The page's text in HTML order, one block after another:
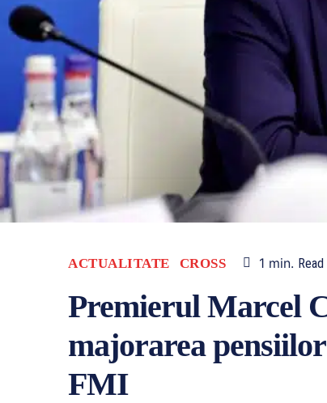
ACTUALITATE CROSS 1 min. Read
Premierul Marcel
majorarea
FMI